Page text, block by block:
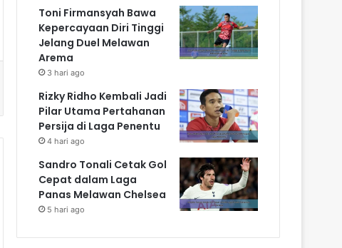
Toni Firmansyah Bawa
Kepercayaan Diri Tinggi
Jelang Duel Melawan
Arema
3 hari ago
Rizky Ridho Kembali Jadi
Pilar Utama Pertahanan
Persija di Laga Penentu
4 hari ago
Sandro Tonali Cetak Gol
Cepat dalam Laga
Panas Melawan Chelsea
5 hari ago